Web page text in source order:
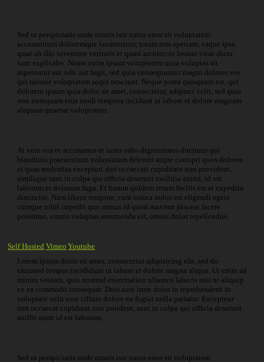
Sed ut perspiciatis unde omnis iste natus error sit voluptatem
accusantium doloremque laudantium, totam rem aperiam, eaque ipsa
quae ab illo inventore veritatis et quasi architecto beatae vitae dicta
sunt explicabo. Nemo enim ipsam voluptatem quia voluptas sit
aspernatur aut odit aut fugit, sed quia consequuntur magni dolores eos
qui ratione voluptatem sequi nesciunt. Neque porro quisquam est, qui
dolorem ipsum quia dolor sit amet, consectetur, adipisci velit, sed quia
non numquam eius modi tempora incidunt ut labore et dolore magnam
aliquam quaerat voluptatem.
At vero eos et accusamus et iusto odio dignissimos ducimus qui
blanditiis praesentium voluptatum deleniti atque corrupti quos dolores
et quas molestias excepturi sint occaecati cupiditate non provident,
similique sunt in culpa qui officia deserunt mollitia animi, id est
laborum et dolorum fuga. Et harum quidem rerum facilis est et expedita
distinctio. Nam libero tempore, cum soluta nobis est eligendi optio
cumque nihil impedit quo minus id quod maxime placeat facere
possimus, omnis voluptas assumenda est, omnis dolor repellendus.
Self Hosted Vimeo Youtube
Lorem ipsum dolor sit amet, consectetur adipisicing elit, sed do
eiusmod tempor incididunt ut labore et dolore magna aliqua. Ut enim ad
minim veniam, quis nostrud exercitation ullamco laboris nisi ut aliquip
ex ea commodo consequat. Duis aute irure dolor in reprehenderit in
voluptate velit esse cillum dolore eu fugiat nulla pariatur. Excepteur
sint occaecat cupidatat non proident, sunt in culpa qui officia deserunt
mollit anim id est laborum.
Sed ut perspiciatis unde omnis iste natus error sit voluptatem